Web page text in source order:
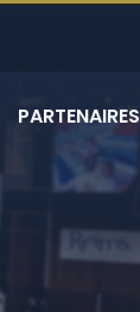
PARTENAIRES